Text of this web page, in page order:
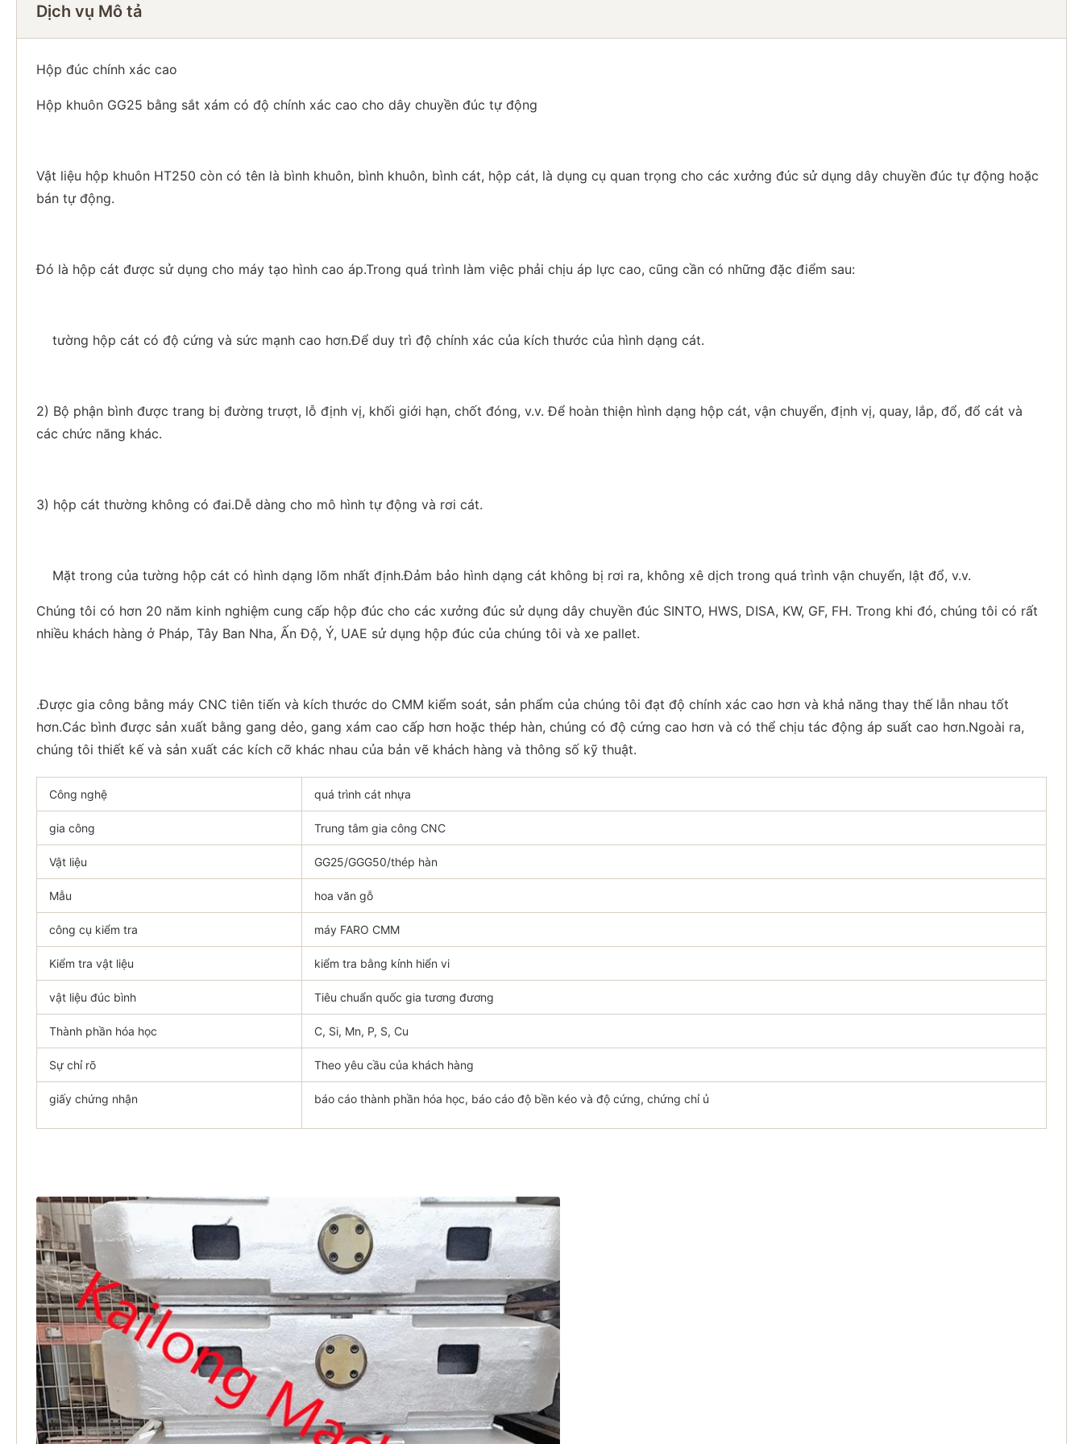
Dịch vụ Mô tả
Hộp đúc chính xác cao
Hộp khuôn GG25 bằng sắt xám có độ chính xác cao cho dây chuyền đúc tự động
Vật liệu hộp khuôn HT250 còn có tên là bình khuôn, bình khuôn, bình cát, hộp cát, là dụng cụ quan trọng cho các xưởng đúc sử dụng dây chuyền đúc tự động hoặc
bán tự động.
Đó là hộp cát được sử dụng cho máy tạo hình cao áp.Trong quá trình làm việc phải chịu áp lực cao, cũng cần có những đặc điểm sau:
tường hộp cát có độ cứng và sức mạnh cao hơn.Để duy trì độ chính xác của kích thước của hình dạng cát.
2) Bộ phận bình được trang bị đường trượt, lỗ định vị, khối giới hạn, chốt đóng, v.v. Để hoàn thiện hình dạng hộp cát, vận chuyển, định vị, quay, lắp, đổ, đổ cát và
các chức năng khác.
3) hộp cát thường không có đai.Dễ dàng cho mô hình tự động và rơi cát.
Mặt trong của tường hộp cát có hình dạng lõm nhất định.Đảm bảo hình dạng cát không bị rơi ra, không xê dịch trong quá trình vận chuyển, lật đổ, v.v.
Chúng tôi có hơn 20 năm kinh nghiệm cung cấp hộp đúc cho các xưởng đúc sử dụng dây chuyền đúc SINTO, HWS, DISA, KW, GF, FH. Trong khi đó, chúng tôi có rất
nhiều khách hàng ở Pháp, Tây Ban Nha, Ấn Độ, Ý, UAE sử dụng hộp đúc của chúng tôi và xe pallet.
.Được gia công bằng máy CNC tiên tiến và kích thước do CMM kiểm soát, sản phẩm của chúng tôi đạt độ chính xác cao hơn và khả năng thay thế lẫn nhau tốt
hơn.Các bình được sản xuất bằng gang dẻo, gang xám cao cấp hơn hoặc thép hàn, chúng có độ cứng cao hơn và có thể chịu tác động áp suất cao hơn.Ngoài ra,
chúng tôi thiết kế và sản xuất các kích cỡ khác nhau của bản vẽ khách hàng và thông số kỹ thuật.
Công nghệ quá trình cát nhựa
gia công Trung tâm gia công CNC
Vật liệu GG25/GGG50/thép hàn
Mẫu hoa văn gỗ
công cụ kiểm tra máy FARO CMM
Kiểm tra vật liệu kiểm tra bằng kính hiển vi
vật liệu đúc bình Tiêu chuẩn quốc gia tương đương
Thành phần hóa học C, Si, Mn, P, S, Cu
Sự chỉ rõ Theo yêu cầu của khách hàng
giấy chứng nhận báo cáo thành phần hóa học, báo cáo độ bền kéo và độ cứng, chứng chỉ ủ